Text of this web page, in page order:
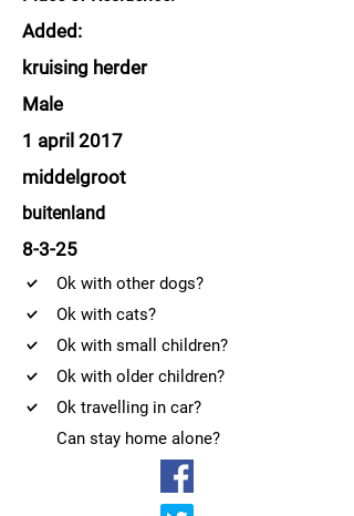
Added:
kruising herder
Male
1 april 2017
middelgroot
buitenland
8-3-25
Ok with other dogs?
Ok with cats?
Ok with small children?
Ok with older children?
Ok travelling in car?
Can stay home alone?